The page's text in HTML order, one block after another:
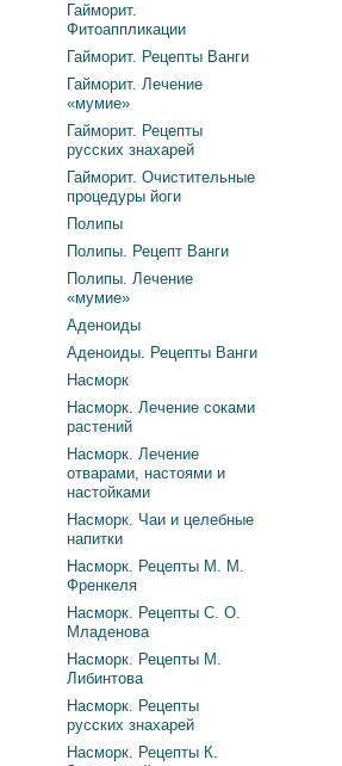
Гайморит.
Фитоаппликации
Гайморит. Рецепты Ванги
Гайморит. Лечение
«мумие»
Гайморит. Рецепты
русских знахарей
Гайморит. Очистительные
процедуры йоги
Полипы
Полипы. Рецепт Ванги
Полипы. Лечение
«мумие»
Аденоиды
Аденоиды. Рецепты Ванги
Насморк
Насморк. Лечение соками
растений
Насморк. Лечение
отварами, настоями и
настойками
Насморк. Чаи и целебные
напитки
Насморк. Рецепты М. М.
Френкеля
Насморк. Рецепты С. О.
Младенова
Насморк. Рецепты М.
Либинтова
Насморк. Рецепты
русских знахарей
Насморк. Рецепты К.